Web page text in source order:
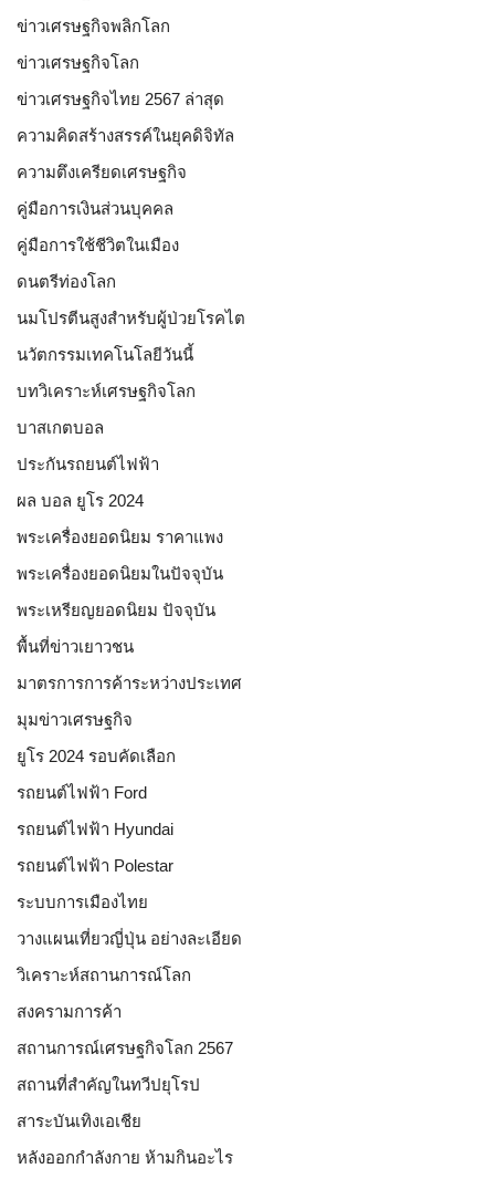
ข่าวเศรษฐกิจพลิกโลก
ข่าวเศรษฐกิจโลก
ข่าวเศรษฐกิจไทย 2567 ล่าสุด
ความคิดสร้างสรรค์ในยุคดิจิทัล
ความตึงเครียดเศรษฐกิจ
คู่มือการเงินส่วนบุคคล
คู่มือการใช้ชีวิตในเมือง
ดนตรีท่องโลก
นมโปรตีนสูงสำหรับผู้ป่วยโรคไต
นวัตกรรมเทคโนโลยีวันนี้
บทวิเคราะห์เศรษฐกิจโลก
บาสเกตบอล
ประกันรถยนต์ไฟฟ้า
ผล บอล ยูโร 2024
พระเครื่องยอดนิยม ราคาแพง
พระเครื่องยอดนิยมในปัจจุบัน
พระเหรียญยอดนิยม ปัจจุบัน
พื้นที่ข่าวเยาวชน
มาตรการการค้าระหว่างประเทศ
มุมข่าวเศรษฐกิจ
ยูโร 2024 รอบคัดเลือก
รถยนต์ไฟฟ้า Ford
รถยนต์ไฟฟ้า Hyundai
รถยนต์ไฟฟ้า Polestar
ระบบการเมืองไทย
วางแผนเที่ยวญี่ปุ่น อย่างละเอียด
วิเคราะห์สถานการณ์โลก
สงครามการค้า
สถานการณ์เศรษฐกิจโลก 2567
สถานที่สำคัญในทวีปยุโรป
สาระบันเทิงเอเชีย
หลังออกกําลังกาย ห้ามกินอะไร